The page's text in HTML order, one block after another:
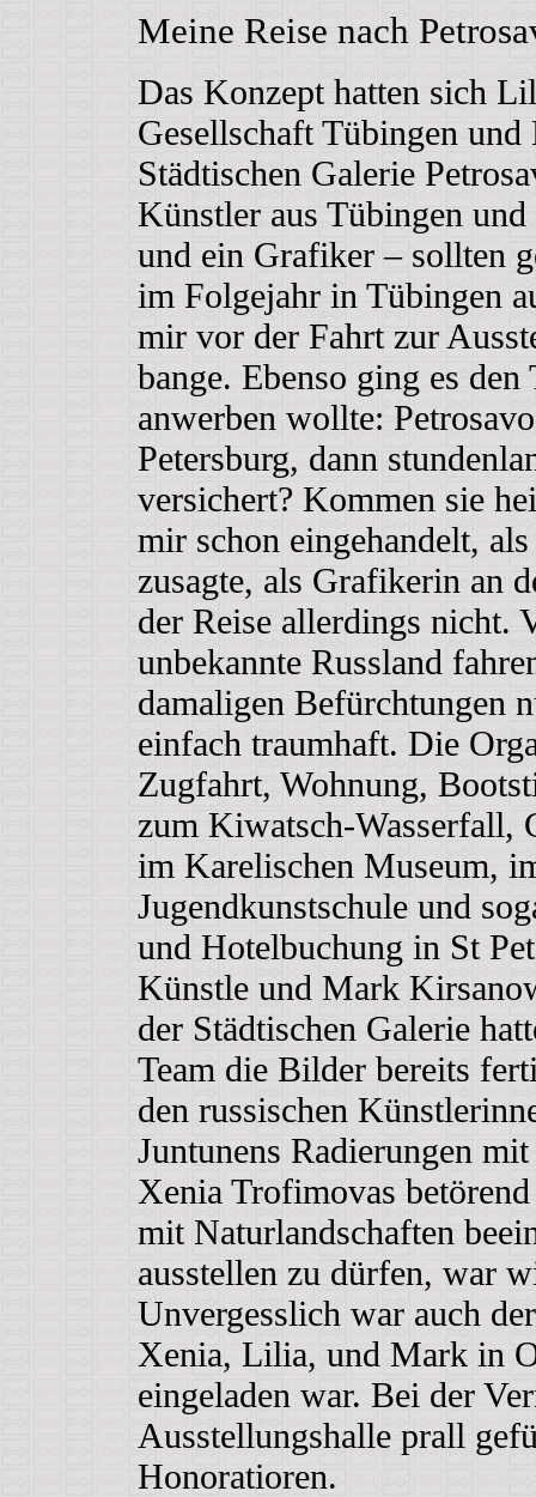
Meine Reise nach
Das Konzept hatten sich
Gesellschaft Tübingen
Städtischen Galerie
Künstler aus Tübingen
und ein Grafiker – sollten
im Folgejahr in Tübingen
mir vor der Fahrt zur
bange. Ebenso ging es
anwerben wollte:
Petersburg, dann
versichert? Kommen sie
mir schon eingehandelt,
zusagte, als Grafikerin an
der Reise allerdings
unbekannte Russland
damaligen Befürchtungen
einfach traumhaft. Die
Zugfahrt, Wohnung,
zum Kiwatsch-Wasserfall,
im Karelischen Museum,
Jugendkunstschule und
und Hotelbuchung in St
Künstle und Mark
der Städtischen Galerie
Team die Bilder bereits
den russischen
Juntunens Radierungen
Xenia Trofimovas
mit Naturlandschaften
ausstellen zu dürfen, war
Unvergesslich war auch
Xenia, Lilia, und Mark in
eingeladen war. Bei der
Ausstellungshalle prall
Honoratioren.